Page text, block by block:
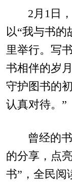
2月1日
以“我与书的
里举行。写
书相伴的岁
守护图书的
认真对待。”
曾经的
的分享，点
书”，全民阅